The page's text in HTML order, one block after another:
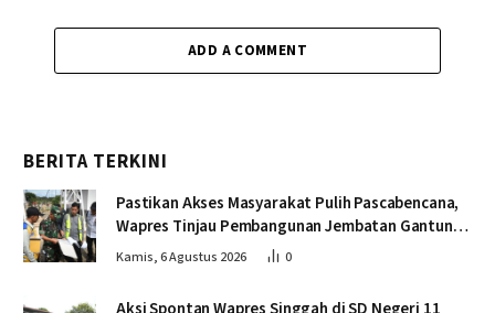
ADD A COMMENT
BERITA TERKINI
Pastikan Akses Masyarakat Pulih Pascabencana,
Wapres Tinjau Pembangunan Jembatan Gantung
Kendawi
Kamis, 6 Agustus 2026 0